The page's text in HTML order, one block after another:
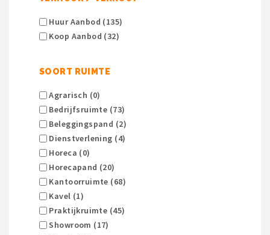
Huur Aanbod (135)
Koop Aanbod (32)
SOORT RUIMTE
Agrarisch (0)
Bedrijfsruimte (73)
Beleggingspand (2)
Dienstverlening (4)
Horeca (0)
Horecapand (20)
Kantoorruimte (68)
Kavel (1)
Praktijkruimte (45)
Showroom (17)